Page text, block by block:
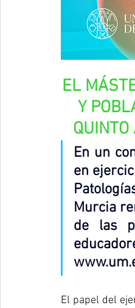
EL
Y
En un
en
Murcia
de las
El papel del